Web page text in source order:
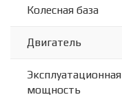
Колесная база
Двигатель
Эксплуатационная
мощность